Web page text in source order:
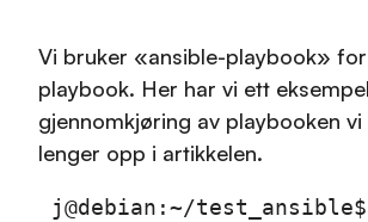
Vi bruker «ansible-playbook»
playbook. Her har vi ett
gjennomkjøring av playbooken
lenger opp i artikkelen.
j@debian:~/